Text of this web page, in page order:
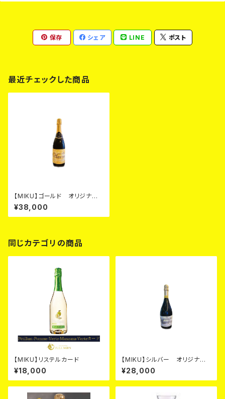
保存 シェア LINE ポスト
最近チェックした商品
【MIKU】ゴールド オリジナル
シャンパン カード
¥38,000
同じカテゴリの商品
【MIKU】リステルカード
¥18,000
【MIKU】シルバー オリジナル
シャンパン カード
¥28,000